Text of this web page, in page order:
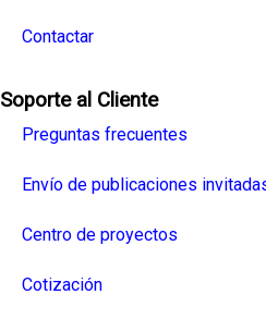
Contactar
Soporte al Cliente
Preguntas frecuentes
Envío de publicaciones
Centro de proyectos
Cotización